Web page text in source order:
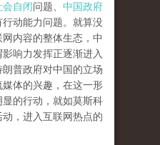
会自闭问题、 中国政府
行动能力问题。就算没
内容的整体生态，中
响力发挥正逐渐进入
普政府对中国的立场
体的兴趣，在这一形
的行动，就如莫斯科
，进入互联网热点的